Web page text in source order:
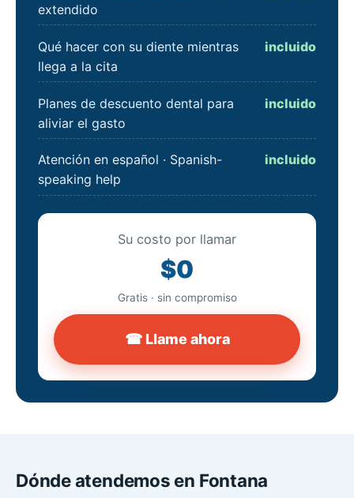
extendido
Qué hacer con su diente mientras
llega a la cita
incluido
Planes de descuento dental para
aliviar el gasto
incluido
Atención en español · Spanish-
speaking help
incluido
Su costo por llamar
$0
Gratis · sin compromiso
☎ Llame ahora
Dónde atendemos en Fontana